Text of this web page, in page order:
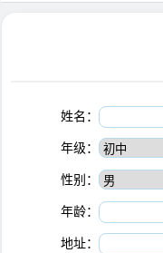
姓名：
年级：
性别：
年龄：
地址：